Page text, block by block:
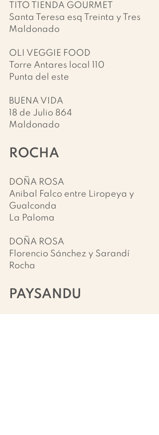
TITO TIENDA GOURMET
Santa Teresa esq Treinta y Tres
Maldonado​
OLI VEGGIE FOOD
Torre Antares local 110
Punta del este
BUENA VIDA
18 de Julio 864
Maldonado
ROCHA
DOÑA ROSA
Anibal Falco entre Liropeya y
Gualconda
La Paloma
DOÑA ROSA
Florencio Sánchez y Sarandí
Rocha
PAYSANDU